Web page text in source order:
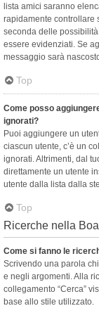
lista amici saranno
rapidamente controllare
seconda delle
essere evidenziati. Se
messaggio sarà
Top
Come posso
ignorati?
Puoi aggiungere un
ciascun utente, c’è un
ignorati. Altrimenti, dal
direttamente un utente
utente dalla lista dalla
Top
Ricerche nella
Come si fanno le
Scrivendo una parola
e negli argomenti. Alla
collegamento “Cerca”
base allo stile utilizzato.